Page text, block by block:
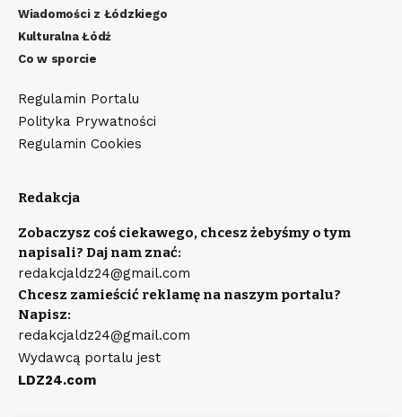
Wiadomości z Łódzkiego
Kulturalna Łódź
Co w sporcie
Regulamin Portalu
Polityka Prywatności
Regulamin Cookies
Redakcja
Zobaczysz coś ciekawego, chcesz żebyśmy o tym
napisali? Daj nam znać:
redakcjaldz24@gmail.com
Chcesz zamieścić reklamę na naszym portalu?
Napisz:
redakcjaldz24@gmail.com
Wydawcą portalu jest
LDZ24.com